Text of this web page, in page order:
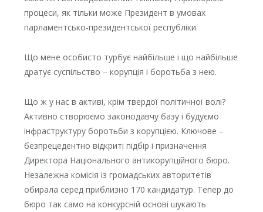
процеси, як тільки може Президент в умовах
парламентсько-президентської республіки.
Що мене особисто турбує найбільше і що найбільше
дратує суспільство – корупція і боротьба з нею.
Що ж у нас в активі, крім твердої політичної волі?
Активно створюємо законодавчу базу і будуємо
інфраструктуру боротьби з корупцією. Ключове –
безпрецедентно відкриті підбір і призначення
Директора Національного антикорупційного бюро.
Незалежна комісія із громадських авторитетів
обирала серед приблизно 170 кандидатур. Тепер до
бюро так само на конкурсній основі шукають